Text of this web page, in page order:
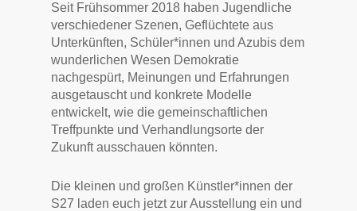
Seit Frühsommer 2018 haben Jugendliche
verschiedener Szenen, Geflüchtete aus
Unterkünften, Schüler*innen und Azubis dem
wunderlichen Wesen Demokratie
nachgespürt, Meinungen und Erfahrungen
ausgetauscht und konkrete Modelle
entwickelt, wie die gemeinschaftlichen
Treffpunkte und Verhandlungsorte der
Zukunft ausschauen könnten.
Die kleinen und großen Künstler*innen der
S27 laden euch jetzt zur Ausstellung ein und